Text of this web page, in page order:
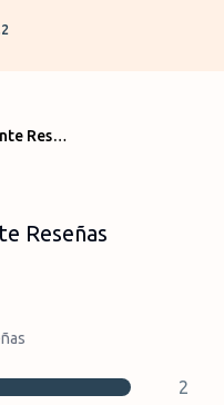
Aparking Alicante Reseñas
Reseñas
2